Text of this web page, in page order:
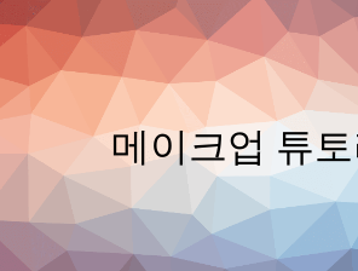
Skip
to
content
메이크업 튜